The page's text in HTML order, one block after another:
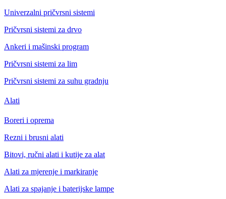
Univerzalni pričvrsni sistemi
Pričvrsni sistemi za drvo
Ankeri i mašinski program
Pričvrsni sistemi za lim
Pričvrsni sistemi za suhu gradnju
Alati
Boreri i oprema
Rezni i brusni alati
Bitovi, ručni alati i kutije za alat
Alati za mjerenje i markiranje
Alati za spajanje i baterijske lampe